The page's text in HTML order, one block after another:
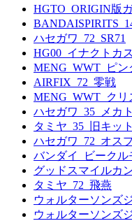
HGTO_ORIGIN版
ハセガワ_72_SR71
HG00_イナクトカ
MENG_WWT_ピン
AIRFIX_72_零戦
MENG_WWT_ク
ハセガワ_35_メカ
タミヤ_35_旧キッ
ハセガワ_72_オス
バンダイ_ビークル
グッドスマイルカ
タミヤ_72_飛燕
ウォルターソンズ
ウォルターソンズ